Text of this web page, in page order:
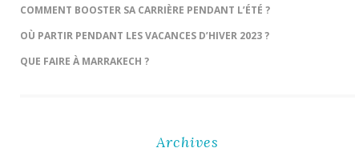
COMMENT BOOSTER SA CARRIÈRE PENDANT L’ÉTÉ ?
OÙ PARTIR PENDANT LES VACANCES D’HIVER 2023 ?
QUE FAIRE À MARRAKECH ?
Archives